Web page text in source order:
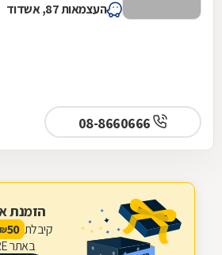
העצמאות 87, אשדוד
08-8660666
הזמנת
קיבלת 50
₪
באתר ZAPSTORE